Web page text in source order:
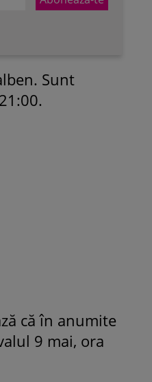
Sunt
că în anumite
9 mai, ora